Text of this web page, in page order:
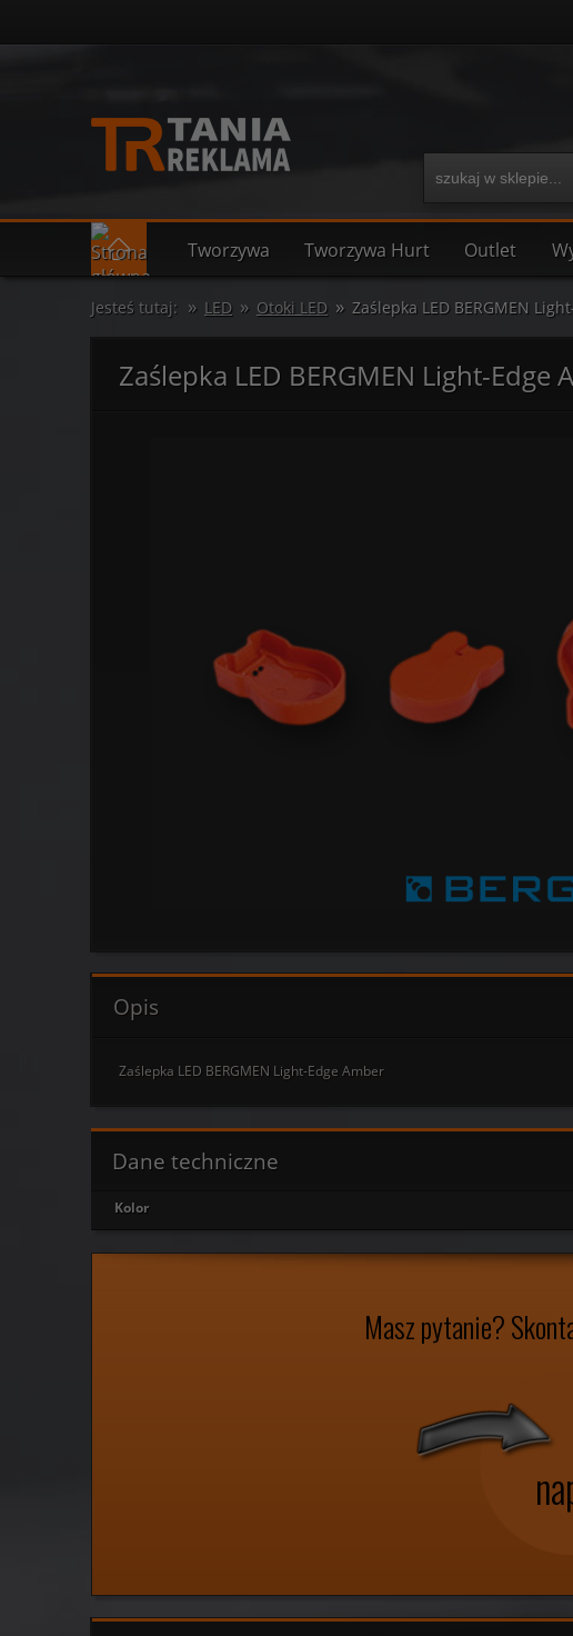
Tworzywa Tworzywa Hurt Outlet
Jesteś tutaj: » LED » Otoki LED » Zaślepka LED BERGMEN
Zaślepka LED BERGMEN Light-Edge
Opis
Zaślepka LED BERGMEN Light-Edge Amber
Dane techniczne
Kolor
Masz pytanie?